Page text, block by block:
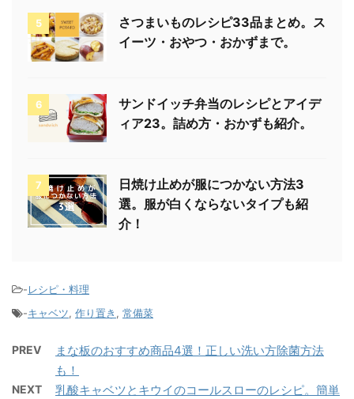
5
さつまいものレシピ33品まとめ。ス
イーツ・おやつ・おかずまで。
6
サンドイッチ弁当のレシピとアイデ
ィア23。詰め方・おかずも紹介。
7
日焼け止めが服につかない方法3
選。服が白くならないタイプも紹
介！
-レシピ・料理
-キャベツ, 作り置き , 常備菜
PREV
まな板のおすすめ商品4選！正しい洗い方除菌方法
も！
NEXT 乳酸キャベツとキウイのコールスローのレシピ。簡単